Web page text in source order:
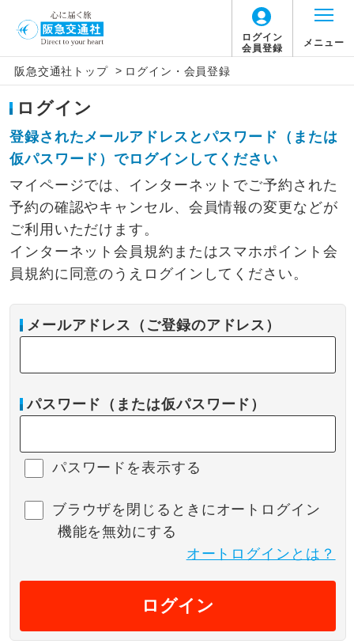
ログイン
会員登録
メニュー
阪急交通社トップ > ログイン・会員登録
ログイン
登録されたメールアドレスとパスワード（または
仮パスワード）でログインしてください
マイページでは、インターネットでご予約された
予約の確認やキャンセル、会員情報の変更などが
ご利用いただけます。
インターネット会員規約またはスマホポイント会
員規約に同意のうえログインしてください。
メールアドレス（ご登録のアドレス）
パスワード（または仮パスワード）
パスワードを表示する
ブラウザを閉じるときにオートログイン
機能を無効にする
オートログインとは？
ログイン